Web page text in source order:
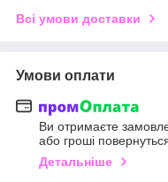
Всі умови доставки
Умови оплати
Ви отримаєте
або гроші
Детальніше